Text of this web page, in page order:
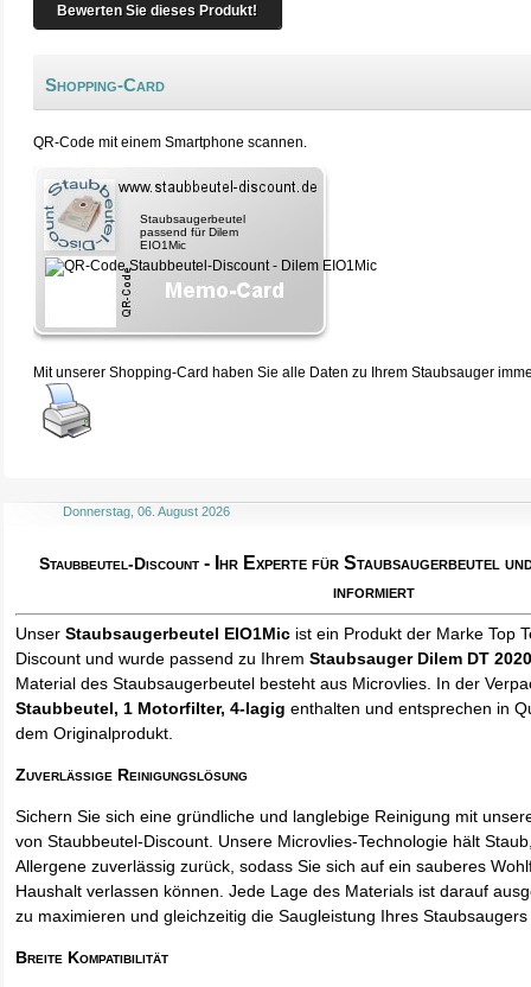
Bewerten Sie dieses Produkt!
Shopping-Card
QR-Code mit einem Smartphone scannen.
Staubsaugerbeutel
passend für Dilem
EIO1Mic
Mit unserer Shopping-Card haben Sie alle Daten zu Ihrem Staubsauger
Donnerstag, 06. August 2026
Staubbeutel-Discount - Ihr Experte für Staubsaugerbeutel
informiert
UnserStaubsaugerbeutel EIO1Mic ist ein Produkt der Marke Top
Discount und wurde passend zu IhremStaubsauger Dilem DT
Material des Staubsaugerbeutel besteht aus Microvlies. In der
Staubbeutel, 1 Motorfilter, 4-lagig enthalten und entsprechen in
dem Originalprodukt.
Zuverlässige Reinigungslösung
Sichern Sie sich eine gründliche und langlebige Reinigung mit
von Staubbeutel-Discount. Unsere Microvlies-Technologie hält
Allergene zuverlässig zurück, sodass Sie sich auf ein sauberes
Haushalt verlassen können. Jede Lage des Materials ist darauf
zu maximieren und gleichzeitig die Saugleistung Ihres
Breite Kompatibilität